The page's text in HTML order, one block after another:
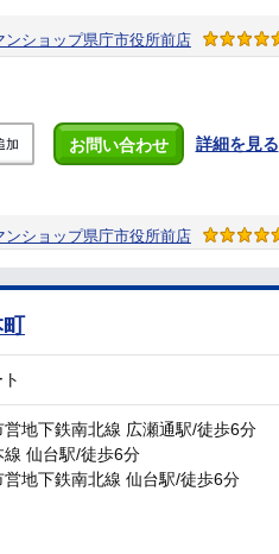
ンショップ県庁市役所前店
加 お問い合わせ 詳細を見る
ンショップ県庁市役所前店
営地下鉄南北線 広瀬通駅/徒歩6分
線 仙台駅/徒歩6分
営地下鉄南北線 仙台駅/徒歩6分